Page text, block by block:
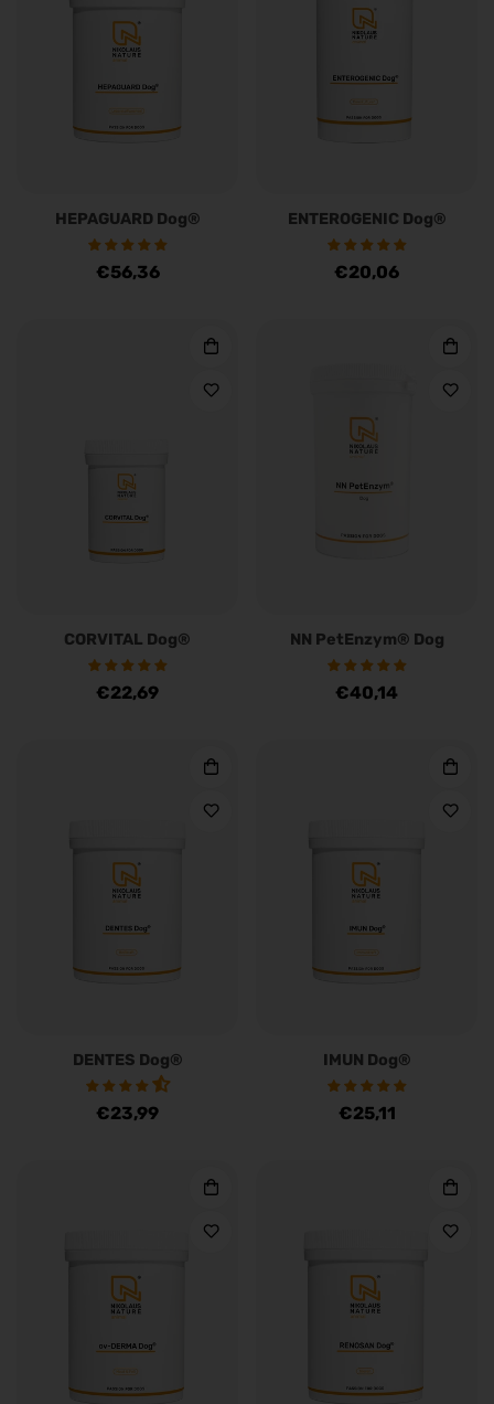
HEPAGUARD Dog®
Regulärer
€56,36
ENTEROGENIC Dog®
Regulärer
€20,06
CORVITAL Dog®
Regulärer
€22,69
NN PetEnzym® Dog
Regulärer
€40,14
DENTES Dog®
Regulärer
€23,99
IMUN Dog®
Regulärer
€25,11